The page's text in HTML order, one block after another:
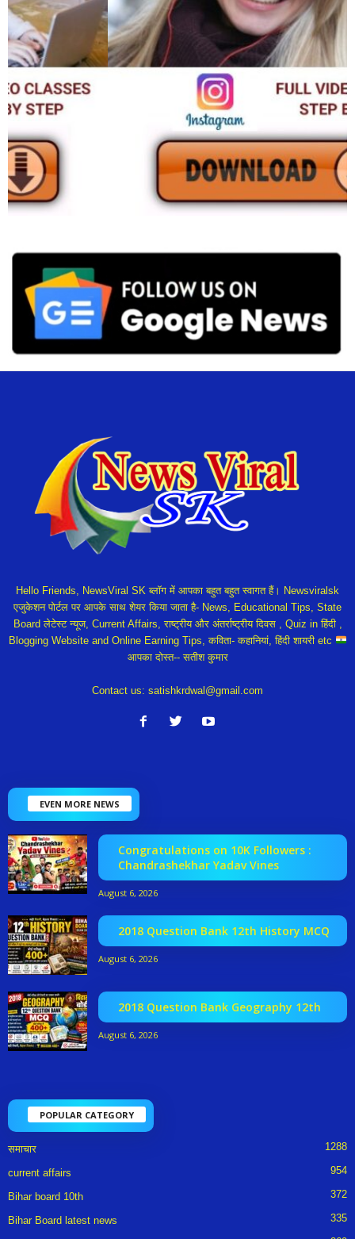
Hello Friends, NewsViral SK ब्लॉग में आपका बहुत बहुत स्वागत हैं। Newsviralsk
एजुकेशन पोर्टल पर आपके साथ शेयर किया जाता है- News, Educational Tips, State
Board लेटेस्ट न्यूज, Current Affairs, राष्ट्रीय और अंतर्राष्ट्रीय दिवस , Quiz in हिंदी ,
Blogging Website and Online Earning Tips, कविता- कहानियां, हिंदी शायरी etc
आपका दोस्त-- सतीश कुमार
Contact us: satishkrdwal@gmail.com
EVEN MORE NEWS
Congratulations on 10K Followers :
Chandrashekhar Yadav Vines
August 6, 2026
2018 Question Bank 12th History MCQ
August 6, 2026
2018 Question Bank Geography 12th
August 6, 2026
POPULAR CATEGORY
समाचार 1288
current affairs 954
Bihar board 10th 372
Bihar Board latest news 335